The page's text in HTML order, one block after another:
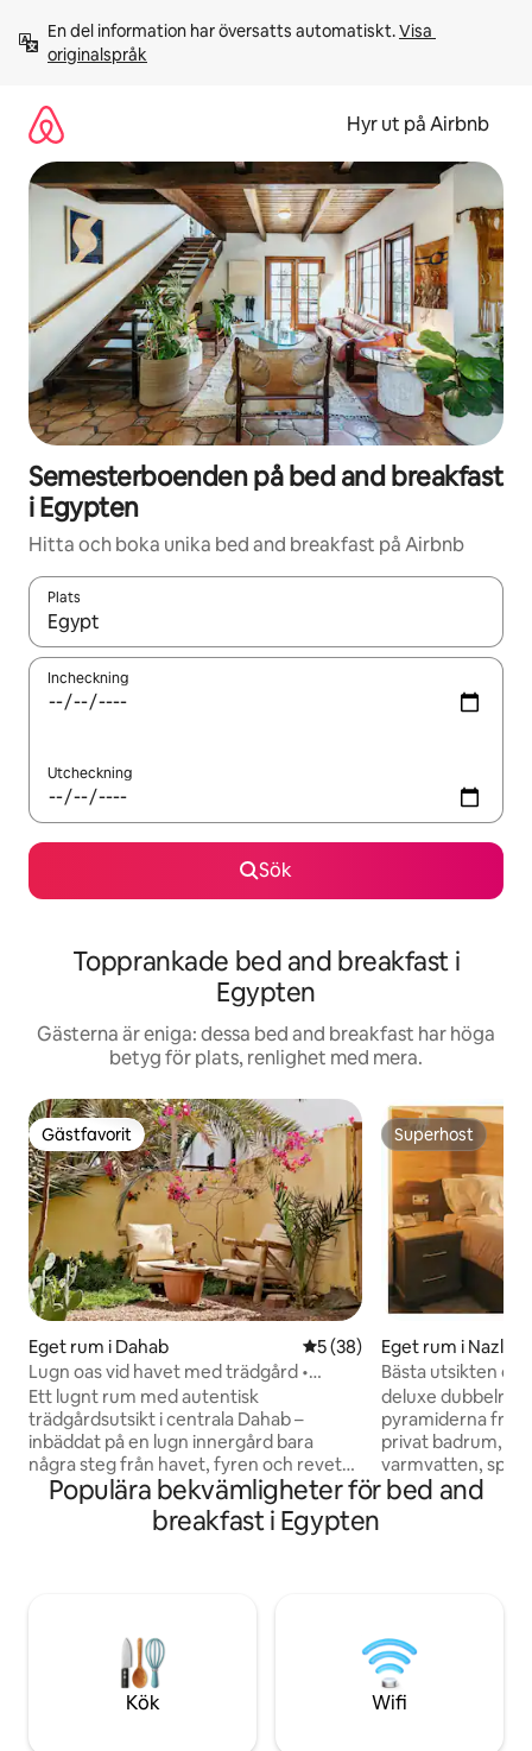
innehåll
En del information har översatts automatiskt. Visa
originalspråk
Hyr ut på Airbnb
Semesterboenden på bed and breakfast
i Egypten
Hitta och boka unika bed and breakfast på Airbnb
Plats
När resultaten är tillgängliga kan du navigera med upp- och
Incheckning
Utcheckning
Sök
Topprankade bed and breakfast i
Egypten
Gästerna är eniga: dessa bed and breakfast har höga
betyg för plats, renlighet med mera.
Gästfavorit
Gästfavorit
Eget rum i Dahab 5 av 5 i genomsnittligt
5 (38)
Lugn oas vid havet med trädgård •
Promenad till Lighthouse-revet
Ett lugnt rum med autentisk
trädgårdsutsikt i centrala Dahab –
inbäddat på en lugn innergård bara
några steg från havet, fyren och revet
Eel Garden. Beit AMANI är ett lugnt,
rymligt, konstnärligt beduin-/bohemiskt
boende som är utformat för
kreatörer, fjärrarbetare, digitala
nomader och längre vistelser med
kulturell fördjupning, som söker en
mysig och fridfull tillflyktsort nära till allt –
Superhost
Superhost
Eget rum i Nazlet
Bästa utsikten
takterrassen
deluxe
pyramiderna från
privat badrum,
varmvatten,
duschmössa,
pyramiderna,
butiker
alla delar av Giza
Populära bekvämligheter för bed and
breakfast i Egypten
Kök Wifi